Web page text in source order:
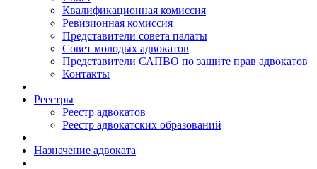
Квалификационная комиссия
Ревизионная комиссия
Представители совета палаты
Совет молодых адвокатов
Представители САПВО по защите прав адвокатов
Контакты
Реестры
Реестр адвокатов
Реестр адвокатских образований
Назначение адвоката